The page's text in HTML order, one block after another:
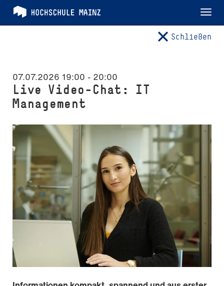
Schließen
07.07.2026 19:00 - 20:00
Live Video-Chat: IT
Management